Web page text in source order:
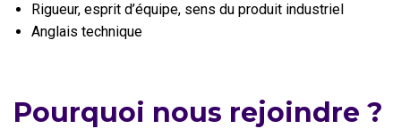
Rigueur, esprit d’équipe, sens du produit industriel
Anglais technique
Pourquoi nous rejoindre ?